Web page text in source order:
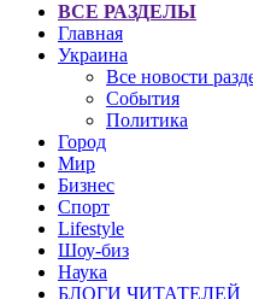
ВСЕ РАЗДЕЛЫ
Главная
Украина
Все новости
События
Политика
Город
Мир
Бизнес
Спорт
Lifestyle
Шоу-биз
Наука
БЛОГИ ЧИТАТЕЛЕЙ